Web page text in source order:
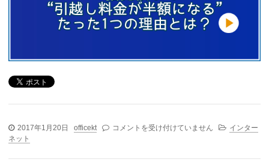
2017年1月20日 officekt
持ち運びに便利なポケットWi-Fiの比較＆おす
コメントを受け付けていません
インター
ネット